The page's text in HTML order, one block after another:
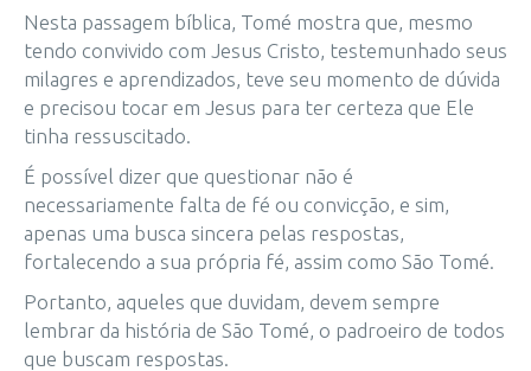
Nesta passagem bíblica, Tomé mostra que, mesmo
tendo convivido com Jesus Cristo, testemunhado seus
milagres e aprendizados, teve seu momento de dúvida
e precisou tocar em Jesus para ter certeza que Ele
tinha ressuscitado.
É possível dizer que questionar não é
necessariamente falta de fé ou convicção, e sim,
apenas uma busca sincera pelas respostas,
fortalecendo a sua própria fé, assim como São Tomé.
Portanto, aqueles que duvidam, devem sempre
lembrar da história de São Tomé, o padroeiro de todos
que buscam respostas.